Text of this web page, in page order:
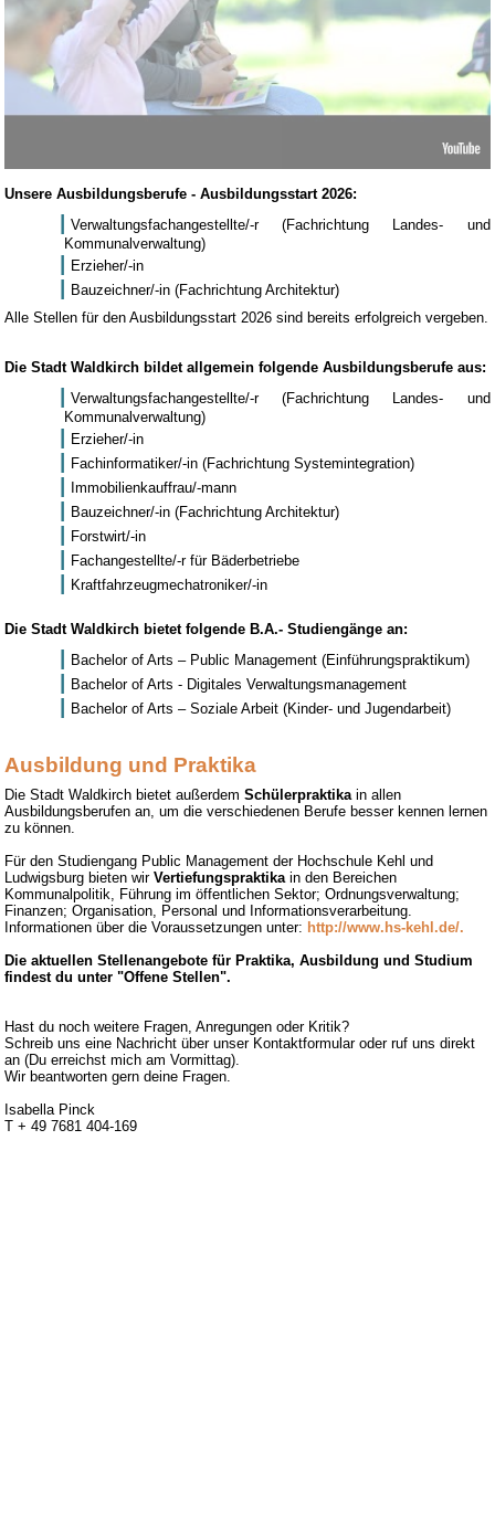
Unsere Ausbildungsberufe - Ausbildungsstart 2026:
Verwaltungsfachangestellte/-r (Fachrichtung Landes- und
Kommunalverwaltung)
Erzieher/-in
Bauzeichner/-in (Fachrichtung Architektur)
Alle Stellen für den Ausbildungsstart 2026 sind bereits erfolgreich vergeben.
Die Stadt Waldkirch bildet allgemein folgende Ausbildungsberufe aus:
Verwaltungsfachangestellte/-r (Fachrichtung Landes- und
Kommunalverwaltung)
Erzieher/-in
Fachinformatiker/-in (Fachrichtung Systemintegration)
Immobilienkauffrau/-mann
Bauzeichner/-in (Fachrichtung Architektur)
Forstwirt/-in
Fachangestellte/-r für Bäderbetriebe
Kraftfahrzeugmechatroniker/-in
Die Stadt Waldkirch bietet folgende B.A.- Studiengänge an:
Bachelor of Arts – Public Management (Einführungspraktikum)
Bachelor of Arts - Digitales Verwaltungsmanagement
Bachelor of Arts – Soziale Arbeit (Kinder- und Jugendarbeit)
Ausbildung und Praktika
Die Stadt Waldkirch bietet außerdemSchülerpraktika in allen
Ausbildungsberufen an, um die verschiedenen Berufe besser kennen lernen
zu können.
Für den Studiengang Public Management der Hochschule Kehl und
Ludwigsburg bieten wirVertiefungspraktika in den Bereichen
Kommunalpolitik, Führung im öffentlichen Sektor; Ordnungsverwaltung;
Finanzen; Organisation, Personal und Informationsverarbeitung.
Informationen über die Voraussetzungen unter: http://www.hs-kehl.de/.
Die aktuellen Stellenangebote für Praktika, Ausbildung und Studium
findest du unter "Offene Stellen".
Hast du noch weitere Fragen, Anregungen oder Kritik?
Schreib uns eine Nachricht über unser Kontaktformular oder ruf uns direkt
an (Du erreichst mich am Vormittag).
Wir beantworten gern deine Fragen.
Isabella Pinck
T + 49 7681 404-169